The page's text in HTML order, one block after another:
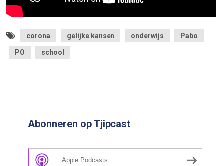
corona gelijke kansen onderwijs Pabo
PO school
Abonneren op Tjipcast
Apple Podcasts